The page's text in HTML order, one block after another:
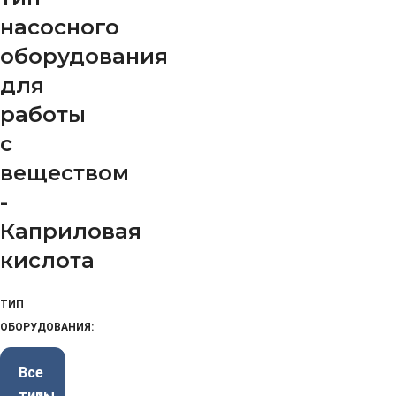
насосного
оборудования
для
работы
с
веществом
-
Каприловая
кислота
ТИП
ОБОРУДОВАНИЯ:
Все